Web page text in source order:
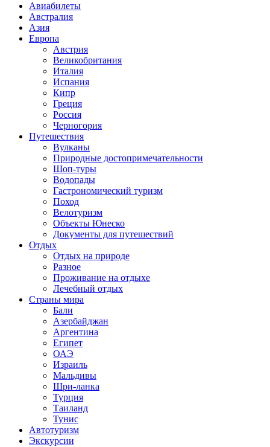
Авиабилеты
Австралия
Азия
Европа
Австрия
Великобритания
Италия
Испания
Кипр
Греция
Россия
Черногория
Путешествия
Вулканы
Природные достопримечательности
Шоп-туры
Водопады
Гастрономический туризм
Поход
Велотуризм
Объекты Юнеско
Документы для путешествий
Отдых
Отдых на природе
Разное
Проживание на отдыхе
Лечебный отдых
Страны мира
Бали
Азербайджан
Аргентина
Египет
ОАЭ
Израиль
Мальдивы
Шри-ланка
Турция
Таиланд
Тунис
Автотуризм
Экскурсии